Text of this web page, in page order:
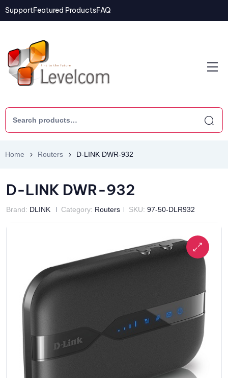
SupportFeatured ProductsFAQ
Home Routers D-LINK DWR-932
D-LINK DWR-932
Brand: DLINK Category: Routers SKU: 97-50-DLR932